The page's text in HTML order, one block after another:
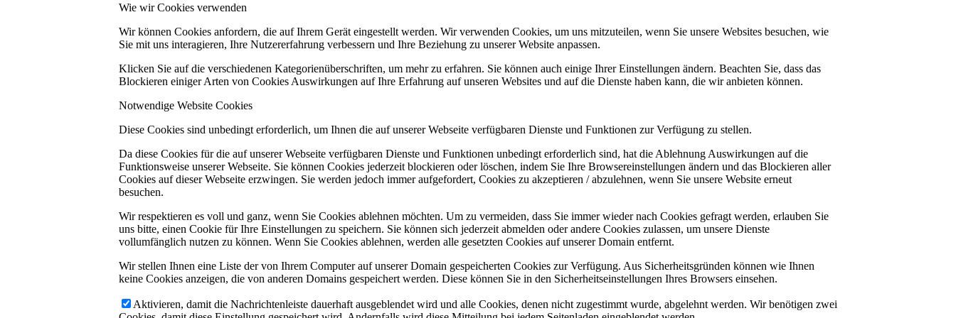
Wie wir Cookies verwenden
Wir können Cookies anfordern, die auf Ihrem Gerät eingestellt werden. Wir verwenden Cookies, um uns mitzuteilen, wenn Sie unsere Websites besuchen, wie
Sie mit uns interagieren, Ihre Nutzererfahrung verbessern und Ihre Beziehung zu unserer Website anpassen.
Klicken Sie auf die verschiedenen Kategorienüberschriften, um mehr zu erfahren. Sie können auch einige Ihrer Einstellungen ändern. Beachten Sie, dass das
Blockieren einiger Arten von Cookies Auswirkungen auf Ihre Erfahrung auf unseren Websites und auf die Dienste haben kann, die wir anbieten können.
Notwendige Website Cookies
Diese Cookies sind unbedingt erforderlich, um Ihnen die auf unserer Webseite verfügbaren Dienste und Funktionen zur Verfügung zu stellen.
Da diese Cookies für die auf unserer Webseite verfügbaren Dienste und Funktionen unbedingt erforderlich sind, hat die Ablehnung Auswirkungen auf die
Funktionsweise unserer Webseite. Sie können Cookies jederzeit blockieren oder löschen, indem Sie Ihre Browsereinstellungen ändern und das Blockieren aller
Cookies auf dieser Webseite erzwingen. Sie werden jedoch immer aufgefordert, Cookies zu akzeptieren / abzulehnen, wenn Sie unsere Website erneut
besuchen.
Wir respektieren es voll und ganz, wenn Sie Cookies ablehnen möchten. Um zu vermeiden, dass Sie immer wieder nach Cookies gefragt werden, erlauben Sie
uns bitte, einen Cookie für Ihre Einstellungen zu speichern. Sie können sich jederzeit abmelden oder andere Cookies zulassen, um unsere Dienste
vollumfänglich nutzen zu können. Wenn Sie Cookies ablehnen, werden alle gesetzten Cookies auf unserer Domain entfernt.
Wir stellen Ihnen eine Liste der von Ihrem Computer auf unserer Domain gespeicherten Cookies zur Verfügung. Aus Sicherheitsgründen können wie Ihnen
keine Cookies anzeigen, die von anderen Domains gespeichert werden. Diese können Sie in den Sicherheitseinstellungen Ihres Browsers einsehen.
Aktivieren, damit die Nachrichtenleiste dauerhaft ausgeblendet wird und alle Cookies, denen nicht zugestimmt wurde, abgelehnt werden. Wir benötigen zwei